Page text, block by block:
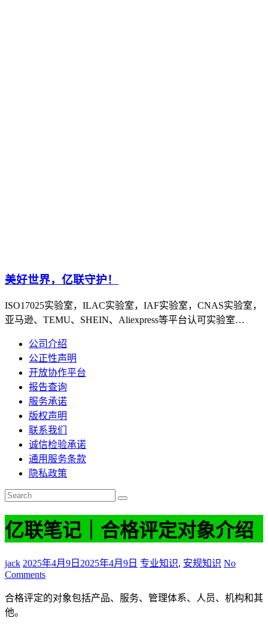
美好世界，亿联守护！
ISO17025实验室，ILAC实验室，IAF实验室，CNAS实验室，
亚马逊、TEMU、SHEIN、Aliexpress等平台认可实验室…
公司介绍
公正性声明
开放协作平台
报告查询
服务承诺
版权声明
联系我们
诚信检验承诺
通用服务条款
隐私政策
亿联笔记｜合格评定对象介绍
jack 2025年4月9日 2025年4月9日 专业知识, 安规知识 No
Comments
合格评定的对象包括产品、服务、管理体系、人员、机构和其
他。